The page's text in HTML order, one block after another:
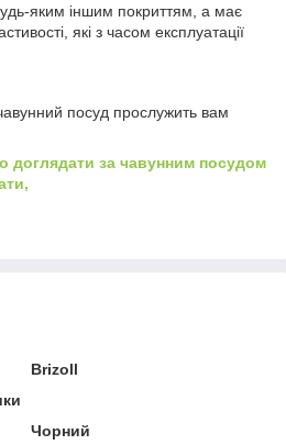
яким іншим покриттям, а має
які з часом експлуатації
посуд прослужить вам
доглядати за чавунним посудом
Brizoll
Чорний